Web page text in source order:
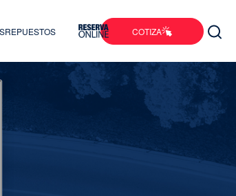
REPUESTOS COTIZA